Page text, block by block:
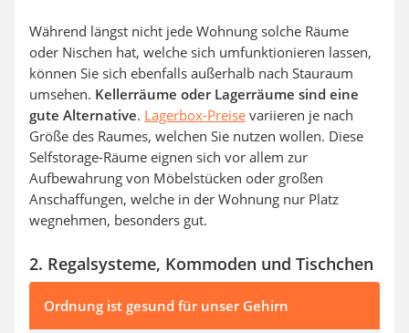
Während längst nicht jede Wohnung solche Räume
oder Nischen hat, welche sich umfunktionieren lassen,
können Sie sich ebenfalls außerhalb nach Stauraum
umsehen. Kellerräume oder Lagerräume sind eine
gute Alternative. Lagerbox-Preise variieren je nach
Größe des Raumes, welchen Sie nutzen wollen. Diese
Selfstorage-Räume eignen sich vor allem zur
Aufbewahrung von Möbelstücken oder großen
Anschaffungen, welche in der Wohnung nur Platz
wegnehmen, besonders gut.
2. Regalsysteme, Kommoden und Tischchen
Ordnung ist gesund für unser Gehirn